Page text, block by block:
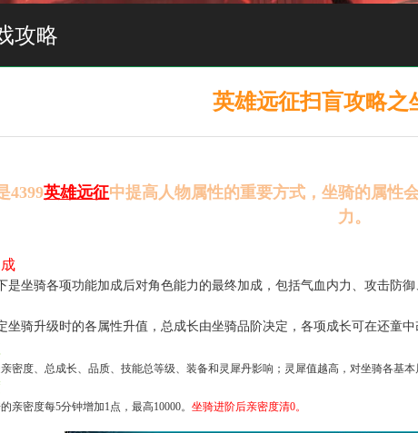
攻略
英雄远征扫盲攻略之
4399英雄远征中提高人物属性的重要方式，坐骑的属性
力。
是坐骑各项功能加成后对角色能力的最终加成，包括气血内力、攻击防御
坐骑升级时的各属性升值，总成长由坐骑品阶决定，各项成长可在还童中
密度、总成长、品质、技能总等级、装备和灵犀丹影响；灵犀值越高，对坐骑各基本
亲密度每5分钟增加1点，最高10000。 坐骑进阶后亲密度清0。